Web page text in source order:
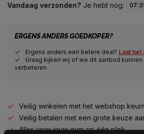
Vandaag verzonden? Je hebt nog: 07:
ERGENS ANDERS GOEDKOPER?
Ergens anders een betere deal? Laat het
Graag kijken wij of we dit aanbod
verbeteren
Veilig winkelen met het webshop
Veilig betalen met een grote keuze
Alles voor jouw gym op één plek